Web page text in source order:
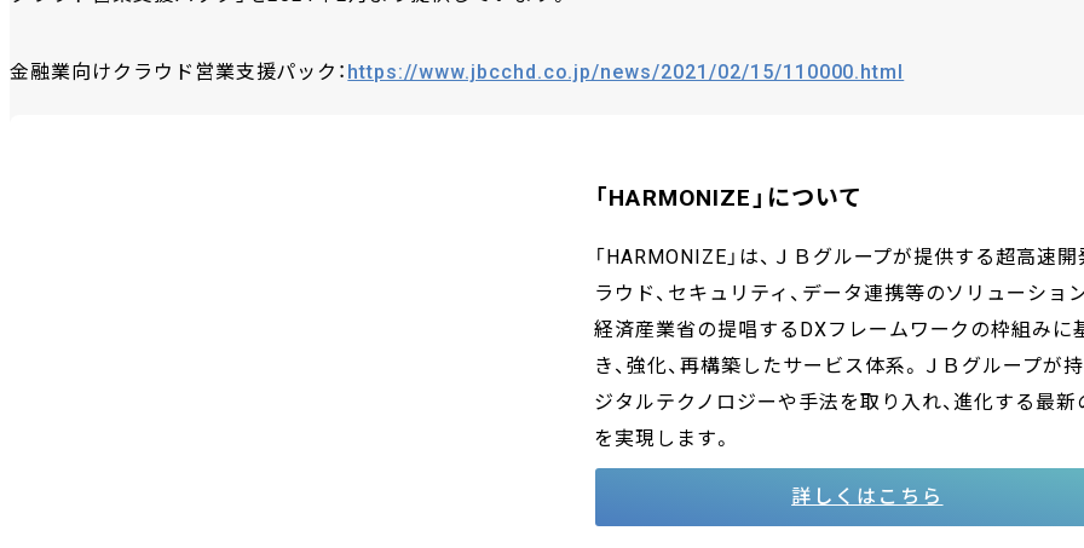
金融業向けクラウド営業支援パック： https://www.jbcchd.co.jp/news/2021/02/15/110000.html
「HARMONIZE」について
「HARMONIZE」は、ＪＢグループが提供する超高速開
ラウド、セキュリティ、データ連携等のソリューショ
経済産業省の提唱するDXフレームワークの枠組みに
き、強化、再構築したサービス体系。ＪＢグループが
ジタルテクノロジーや手法を取り入れ、進化する最新
を実現します。
詳しくはこちら